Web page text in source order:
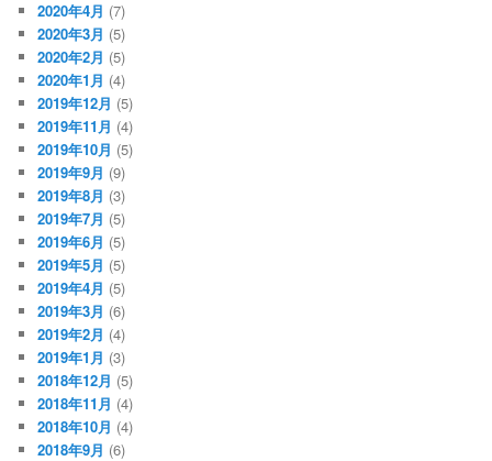
2020年4月 (7)
2020年3月 (5)
2020年2月 (5)
2020年1月 (4)
2019年12月 (5)
2019年11月 (4)
2019年10月 (5)
2019年9月 (9)
2019年8月 (3)
2019年7月 (5)
2019年6月 (5)
2019年5月 (5)
2019年4月 (5)
2019年3月 (6)
2019年2月 (4)
2019年1月 (3)
2018年12月 (5)
2018年11月 (4)
2018年10月 (4)
2018年9月 (6)